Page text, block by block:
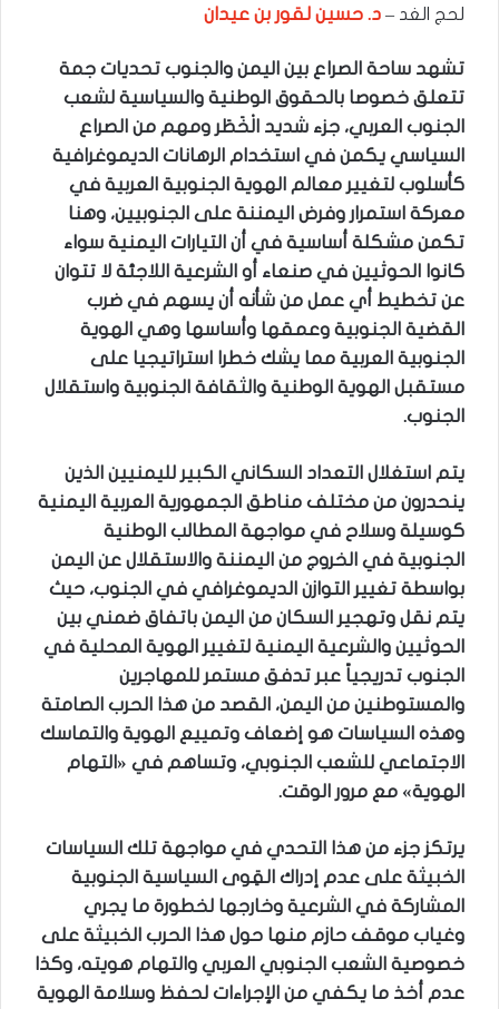
لحج الغد – د. حسين لقور بن عيدان
تشهد ساحة الصراع بين اليمن والجنوب تحديات جمة
تتعلق خصوصا بالحقوق الوطنية والسياسية لشعب
الجنوب العربي، جزء شديد الْخَطَر ومهم من الصراع
السياسي يكمن في استخدام الرهانات الديموغرافية
كأسلوب لتغيير معالم الهوية الجنوبية العربية في
معركة استمرار وفرض اليمننة على الجنوبيين، وهنا
تكمن مشكلة أساسية في أن التيارات اليمنية سواء
كانوا الحوثيين في صنعاء أو الشرعية اللاجئة لا تتوان
عن تخطيط أي عمل من شأنه أن يسهم في ضرب
القضية الجنوبية وعمقها وأساسها وهي الهوية
الجنوبية العربية مما يشك خطرا استراتيجيا على
مستقبل الهوية الوطنية والثقافة الجنوبية واستقلال
الجنوب.
يتم استغلال التعداد السكاني الكبير لليمنيين الذين
ينحدرون من مختلف مناطق الجمهورية العربية اليمنية
كوسيلة وسلاح في مواجهة المطالب الوطنية
الجنوبية في الخروج من اليمننة والاستقلال عن اليمن
بواسطة تغيير التوازن الديموغرافي في الجنوب، حيث
يتم نقل وتهجير السكان من اليمن باتفاق ضمني بين
الحوثيين والشرعية اليمنية لتغيير الهوية المحلية في
الجنوب تدريجياً عبر تدفق مستمر للمهاجرين
والمستوطنين من اليمن، القصد من هذا الحرب الصامتة
وهذه السياسات هو إضعاف وتمييع الهوية والتماسك
الاجتماعي للشعب الجنوبي، وتساهم في «التهام
الهوية» مع مرور الوقت.
يرتكز جزء من هذا التحدي في مواجهة تلك السياسات
الخبيثة على عدم إدراك القِوى السياسية الجنوبية
المشاركة في الشرعية وخارجها لخطورة ما يجري
وغياب موقف حازم منها حول هذا الحرب الخبيثة على
خصوصية الشعب الجنوبي العربي والتهام هويته، وكذا
عدم أخذ ما يكفي من الإجراءات لحفظ وسلامة الهوية